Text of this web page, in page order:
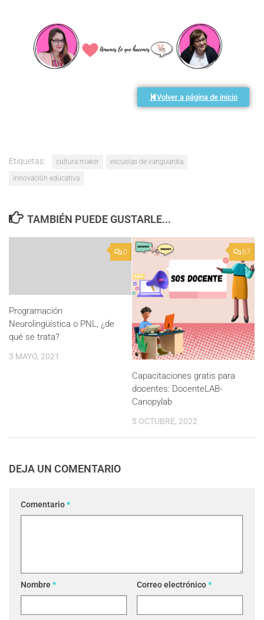
Volver a página de inicio
Etiquetas: cultura maker
escuelas de vanguardia
innovación educativa
TAMBIÉN PUEDE GUSTARLE...
0
Programación
Neurolingüística o PNL, ¿de
qué se trata?
3 MAYO, 2021
67
Capacitaciones gratis para
docentes: DocenteLAB-
Canopylab
5 OCTUBRE, 2022
DEJA UN COMENTARIO
Comentario*
Nombre* Correo electrónico*